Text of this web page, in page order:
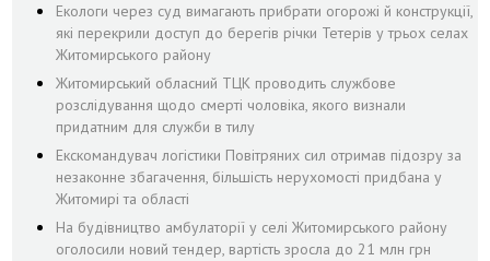
Екологи через суд вимагають прибрати огорожі й конструкції,
які перекрили доступ до берегів річки Тетерів у трьох селах
Житомирського району
Житомирський обласний ТЦК проводить службове
розслідування щодо смерті чоловіка, якого визнали
придатним для служби в тилу
Екскомандувач логістики Повітряних сил отримав підозру за
незаконне збагачення, більшість нерухомості придбана у
Житомирі та області
На будівництво амбулаторії у селі Житомирського району
оголосили новий тендер, вартість зросла до 21 млн грн